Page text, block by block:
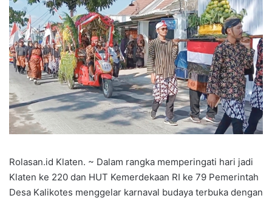
Rolasan.id Klaten. ~ Dalam rangka memperingati hari jadi
Klaten ke 220 dan HUT Kemerdekaan RI ke 79 Pemerintah
Desa Kalikotes menggelar karnaval budaya terbuka dengan